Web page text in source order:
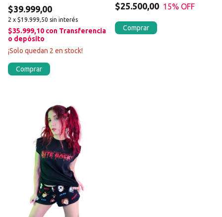
$39.999,00
2 x $19.999,50 sin interés
$35.999,10 con Transferencia
o depósito
¡Solo quedan 2 en stock!
Comprar
$25.500,00 15% OFF
Comprar